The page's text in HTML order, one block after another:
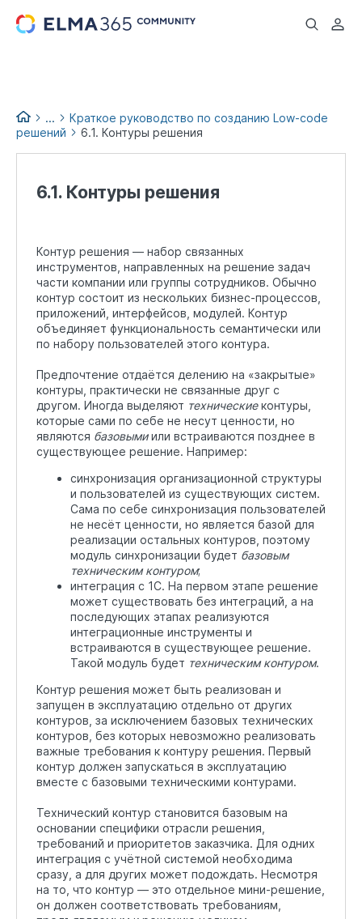
...
...
Краткое руководство по созданию Low-code
решений
6.1. Контуры решения
6.1. Контуры решения
Контур решения — набор связанных
инструментов, направленных на решение задач
части компании или группы сотрудников. Обычно
контур состоит из нескольких бизнес-процессов,
приложений, интерфейсов, модулей. Контур
объединяет функциональность семантически или
по набору пользователей этого контура.
Предпочтение отдаётся делению на «закрытые»
контуры, практически не связанные друг с
другом. Иногда выделяют техническиеконтуры,
которые сами по себе не несут ценности, но
являются базовымиили встраиваются позднее в
существующее решение. Например:
синхронизация организационной структуры
и пользователей из существующих систем.
Сама по себе синхронизация пользователей
не несёт ценности, но является базой для
реализации остальных контуров, поэтому
модуль синхронизации будет базовым
техническим контуром;
интеграция с 1С. На первом этапе решение
может существовать без интеграций, а на
последующих этапах реализуются
интеграционные инструменты и
встраиваются в существующее решение.
Такой модуль будет техническим контуром.
Контур решения может быть реализован и
запущен в эксплуатацию отдельно от других
контуров, за исключением базовых технических
контуров, без которых невозможно реализовать
важные требования к контуру решения. Первый
контур должен запускаться в эксплуатацию
вместе с базовыми техническими контурами.
Технический контур становится базовым на
основании специфики отрасли решения,
требований и приоритетов заказчика. Для одних
интеграция с учётной системой необходима
сразу, а для других может подождать. Несмотря
на то, что контур — это отдельное мини-решение,
он должен соответствовать требованиям,